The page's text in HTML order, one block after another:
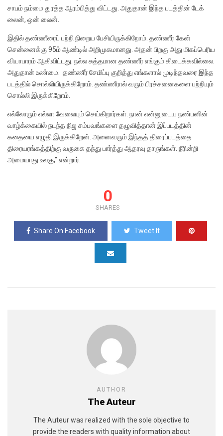
சாபம் நம்மை துரத்த ஆரம்பித்து விட்டது. அதுதான் இந்த படத்தின் டேக்
லைன், ஒன் லைன்.
இதில் தண்ணீரைப் பற்றி நிறைய பேசியிருக்கிறோம். தண்ணீர் கேன்
சென்னைக்கு 95ம் ஆண்டில் அறிமுகமானது. அதன் பிறகு அது மிகப்பெரிய
வியாபாரம் ஆகிவிட்டது. நல்ல சுத்தமான தண்ணீர் எங்கும் கிடைக்கவில்லை.
அதுதான் உண்மை. தண்ணீர் சேமிப்பு குறித்து எங்களால் முடிந்தவரை இந்த
படத்தில் சொல்லியிருக்கிறோம். தண்ணீரால் வரும் பிரச்சனைகளை பற்றியும்
சொல்லி இருக்கிறோம்.
எல்லோரும் எல்லா வேலையும் செய்கிறார்கள். நான் என்னுடைய நண்பனின்
வாழ்க்கையில் நடந்த நிஜ சம்பவங்களை தழுவித்தான் இப்படத்தின்
கதையை எழுதி இருக்கிறேன். அனைவரும் இந்தத் திரைப்படத்தை
திரையரங்கத்திற்கு வருகை தந்து பார்த்து ஆதரவு தாருங்கள். நீரின்றி
அமையாது உலகு,” என்றார்.
0
SHARES
Share On Facebook Tweet It
AUTHOR
The Auteur
The Auteur was realized with the sole objective to
provide the readers with quality information about